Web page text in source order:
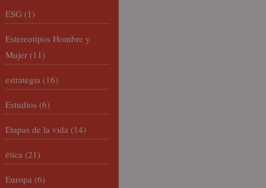
ESG (1)
Estereotipos Hombre y
Mujer (11)
estrategia (16)
Estudios (6)
Etapas de la vida (14)
ética (21)
Europa (6)